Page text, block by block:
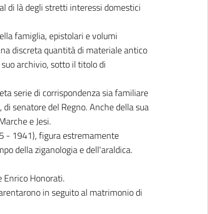
di là degli stretti interessi domestici
famiglia, epistolari e volumi
discreta quantità di materiale antico
archivio, sotto il titolo di
serie di corrispondenza sia familiare
senatore del Regno. Anche della sua
e Jesi.
- 1941), figura estremamente
della ziganologia e dell'araldica.
Enrico Honorati.
in seguito al matrimonio di